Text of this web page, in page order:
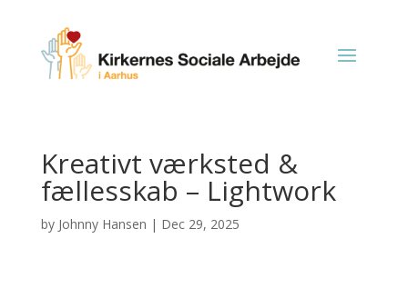
Kreativt værksted &
fællesskab – Lightwork
by Johnny Hansen | Dec 29, 2025